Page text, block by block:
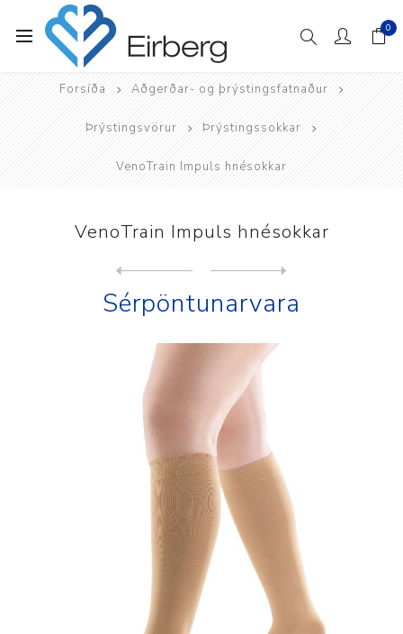
0
Forsíða Aðgerðar- og þrýstingsfatnaður
Þrýstingsvörur Þrýstingssokkar
VenoTrain Impuls hnésokkar
VenoTrain Impuls hnésokkar
Sérpöntunarvara